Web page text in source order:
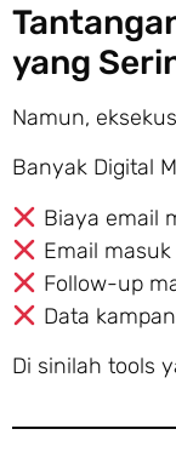
yang
Namun,
Banyak Digital
Biaya email
Email
Follow-up
Data
Di sinilah tools